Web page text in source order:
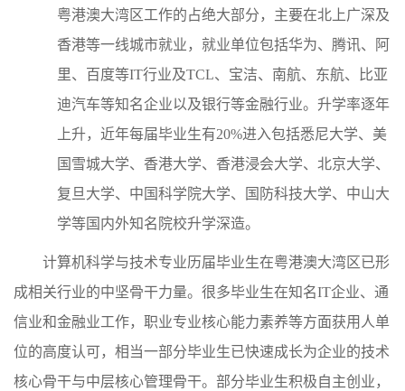
粤港澳大湾区工作的占绝大部分，主要在北上广深及
香港等一线城市就业，就业单位包括华为、腾讯、阿
里、百度等IT行业及TCL、宝洁、南航、东航、比亚
迪汽车等知名企业以及银行等金融行业。升学率逐年
上升，近年每届毕业生有20%进入包括悉尼大学、美
国雪城大学、香港大学、香港浸会大学、北京大学、
复旦大学、中国科学院大学、国防科技大学、中山大
学等国内外知名院校升学深造。
计算机科学与技术专业历届毕业生在粤港澳大湾区已形
成相关行业的中坚骨干力量。很多毕业生在知名IT企业、通
信业和金融业工作，职业专业核心能力素养等方面获用人单
位的高度认可，相当一部分毕业生已快速成长为企业的技术
核心骨干与中层核心管理骨干。部分毕业生积极自主创业，